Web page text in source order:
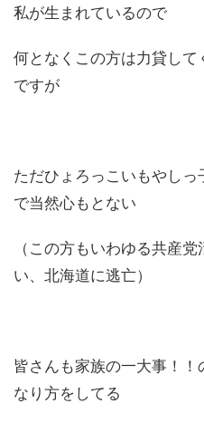
私が生まれているので
何となくこの方は力貸し
ですが
ただひょろっこいもやし
で当然心もとない
（この方もいわゆる共産
い、北海道に逃亡）
皆さんも家族の一大事！！
なり方をしてる